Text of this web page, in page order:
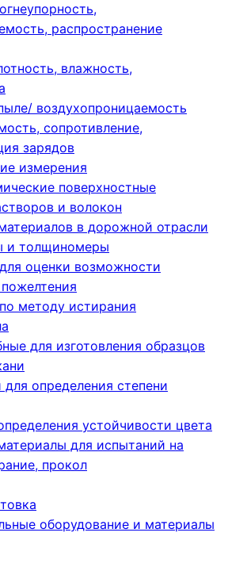
распространение
влажность,
воздухопроницаемость
сопротивление,
зарядов
измерения
поверхностные
и волокон
в дорожной отрасли
и толщиномеры
оценки возможности
методу истирания
для изготовления образцов
определения степени
устойчивости цвета
для испытаний на
прокол
оборудование и материалы